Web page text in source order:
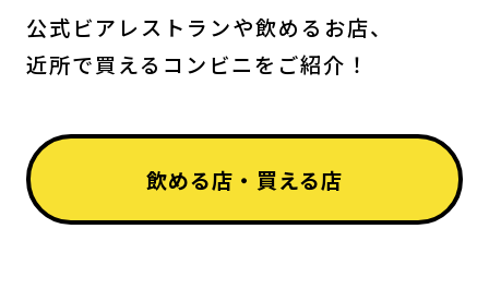
公式ビアレストランや飲めるお店、
近所で買えるコンビニをご紹介！
飲める店・買える店